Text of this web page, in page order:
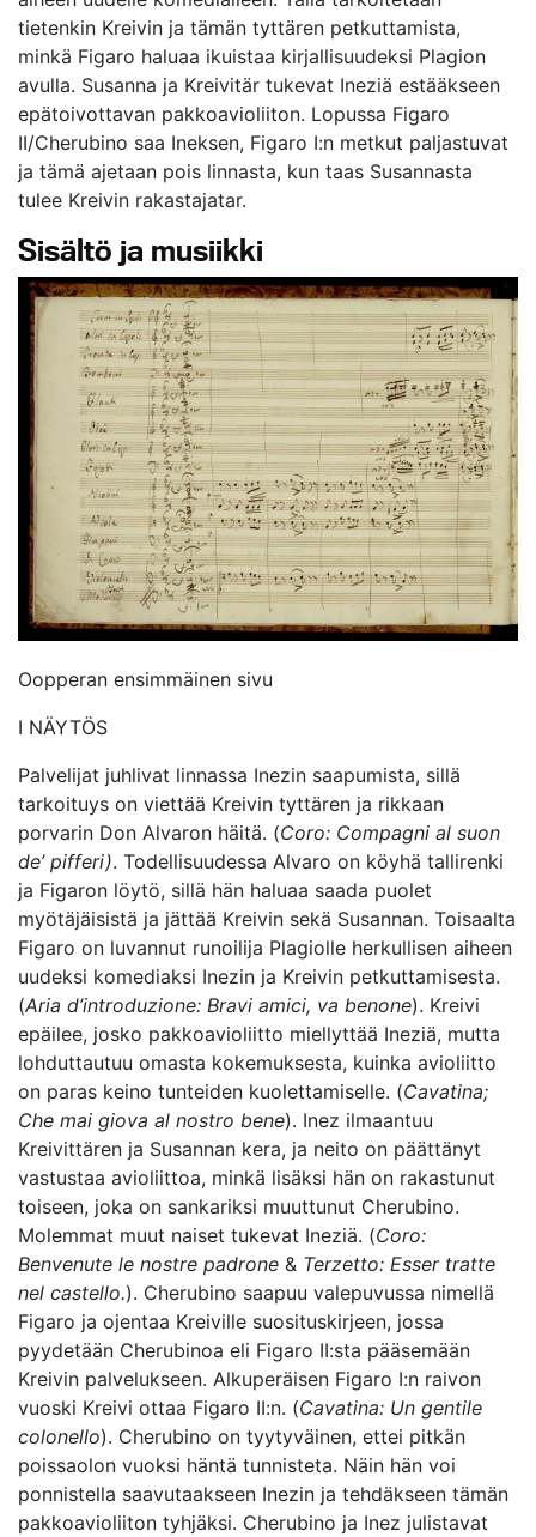
tietenkin Kreivin ja tämän tyttären petkuttamista,
minkä Figaro haluaa ikuistaa kirjallisuudeksi Plagion
avulla. Susanna ja Kreivitär tukevat Ineziä estääkseen
epätoivottavan pakkoavioliiton. Lopussa Figaro
II/Cherubino saa Ineksen, Figaro I:n metkut paljastuvat
ja tämä ajetaan pois linnasta, kun taas Susannasta
tulee Kreivin rakastajatar.
Sisältö ja musiikki
Oopperan ensimmäinen sivu
I NÄYTÖS
Palvelijat juhlivat linnassa Inezin saapumista, sillä
tarkoituys on viettää Kreivin tyttären ja rikkaan
porvarin Don Alvaron häitä. (Coro: Compagni al suon
de’ pifferi). Todellisuudessa Alvaro on köyhä tallirenki
ja Figaron löytö, sillä hän haluaa saada puolet
myötäjäisistä ja jättää Kreivin sekä Susannan. Toisaalta
Figaro on luvannut runoilija Plagiolle herkullisen aiheen
uudeksi komediaksi Inezin ja Kreivin petkuttamisesta.
(Aria d’introduzione: Bravi amici, va benone). Kreivi
epäilee, josko pakkoavioliitto miellyttää Ineziä, mutta
lohduttautuu omasta kokemuksesta, kuinka avioliitto
on paras keino tunteiden kuolettamiselle. (Cavatina;
Che mai giova al nostro bene). Inez ilmaantuu
Kreivittären ja Susannan kera, ja neito on päättänyt
vastustaa avioliittoa, minkä lisäksi hän on rakastunut
toiseen, joka on sankariksi muuttunut Cherubino.
Molemmat muut naiset tukevat Ineziä. (Coro:
Benvenute le nostre padrone & Terzetto: Esser tratte
nel castello.). Cherubino saapuu valepuvussa nimellä
Figaro ja ojentaa Kreiville suosituskirjeen, jossa
pyydetään Cherubinoa eli Figaro II:sta pääsemään
Kreivin palvelukseen. Alkuperäisen Figaro I:n raivon
vuoski Kreivi ottaa Figaro II:n. (Cavatina: Un gentile
colonello). Cherubino on tyytyväinen, ettei pitkän
poissaolon vuoksi häntä tunnisteta. Näin hän voi
ponnistella saavutaakseen Inezin ja tehdäkseen tämän
pakkoavioliiton tyhjäksi. Cherubino ja Inez julistavat